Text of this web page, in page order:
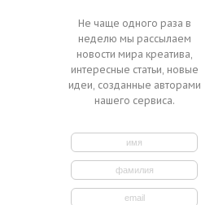
Не чаще одного раза в
неделю мы рассылаем
новости мира креатива,
интересные статьи, новые
идеи, созданные авторами
нашего сервиса.